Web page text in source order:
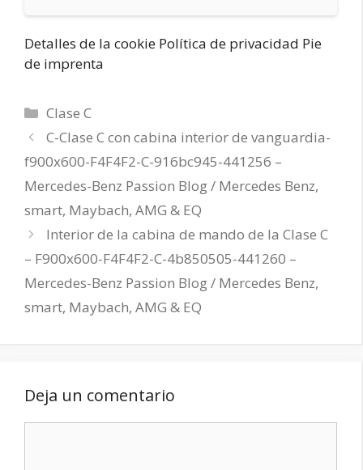
Detalles de la cookie Política de privacidad Pie
de imprenta
Categorías
Clase C
C-Clase C con cabina interior de vanguardia-
f900x600-F4F4F2-C-916bc945-441256 –
Mercedes-Benz Passion Blog / Mercedes Benz,
smart, Maybach, AMG & EQ
Interior de la cabina de mando de la Clase C
– F900x600-F4F4F2-C-4b850505-441260 –
Mercedes-Benz Passion Blog / Mercedes Benz,
smart, Maybach, AMG & EQ
Deja un comentario